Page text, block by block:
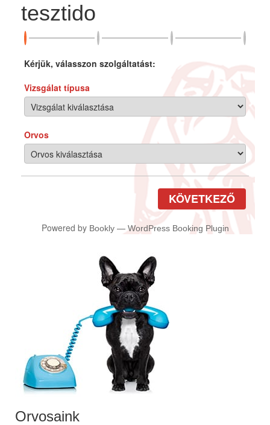
tesztido
Kérjük, válasszon szolgáltatást:
Vizsgálat típusa
Orvos
KÖVETKEZŐ
Powered by Bookly— WordPress Booking Plugin
Orvosaink